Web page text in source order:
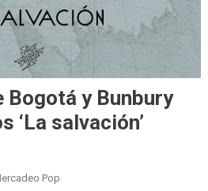
Bogotá y Bunbury
‘La salvación’
Pop